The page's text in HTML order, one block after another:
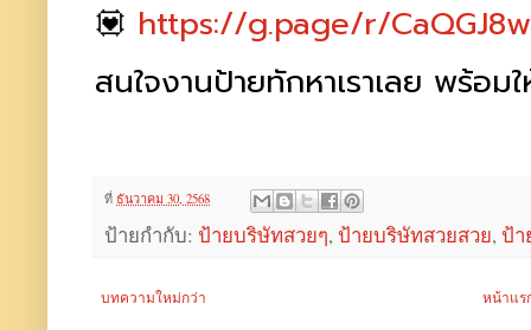
💟 https://g.page/r/
สนใจงานป้ายทักหาเราเลย พร้อม
ที่ ธันวาคม 30, 2568
ป้ายกำกับ: ป้ายบริษัทสวยๆ,ป้ายบริษัทสวยสวย,ป้า
บทความใหม่กว่า หน้าแร